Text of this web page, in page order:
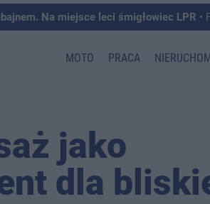
Na miejsce leci śmigłowiec LPR •
MOTO PRACA
jako
dla